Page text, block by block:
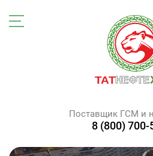
Поставщик ГСМ и
8 (800) 700-